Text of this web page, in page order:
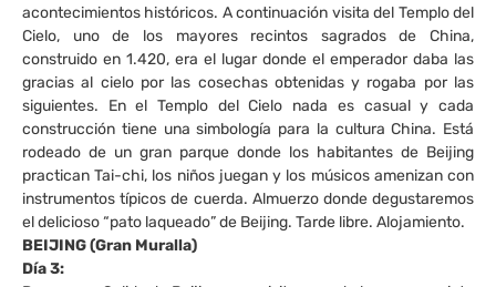
acontecimientos históricos. A continuación visita del Templo del
Cielo, uno de los mayores recintos sagrados de China,
construido en 1.420, era el lugar donde el emperador daba las
gracias al cielo por las cosechas obtenidas y rogaba por las
siguientes. En el Templo del Cielo nada es casual y cada
construcción tiene una simbología para la cultura China. Está
rodeado de un gran parque donde los habitantes de Beijing
practican Tai-chi, los niños juegan y los músicos amenizan con
instrumentos típicos de cuerda. Almuerzo donde degustaremos
el delicioso “pato laqueado” de Beijing. Tarde libre. Alojamiento.
BEIJING (Gran Muralla)
Día 3: